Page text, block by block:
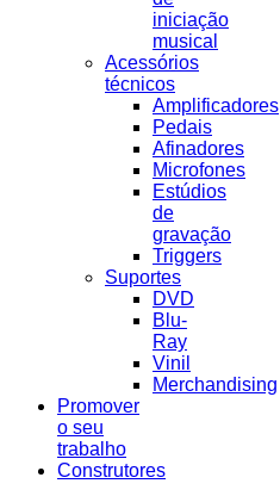
iniciação
musical
Acessórios
técnicos
Amplificadores
Pedais
Afinadores
Microfones
Estúdios
de
gravação
Triggers
Suportes
DVD
Blu-
Ray
Vinil
Merchandising
Promover
o seu
trabalho
Construtores